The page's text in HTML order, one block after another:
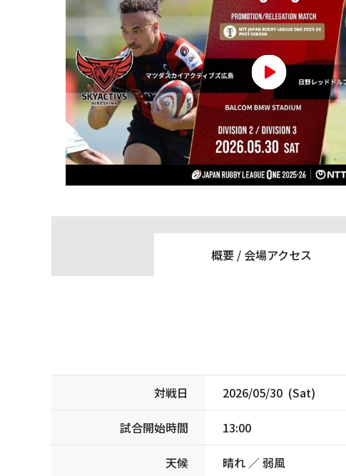
概要 / 会場アクセス
対戦日 2026/05/30 (Sat)
試合開始時間 13:00
天候 晴れ ／ 弱風